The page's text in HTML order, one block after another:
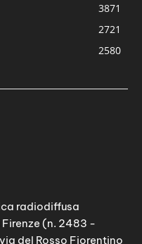
3871
2721
2580
radiodiffusa
(n. 2483 -
del Rosso Fiorentino